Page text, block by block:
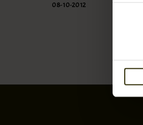
08-10-2012